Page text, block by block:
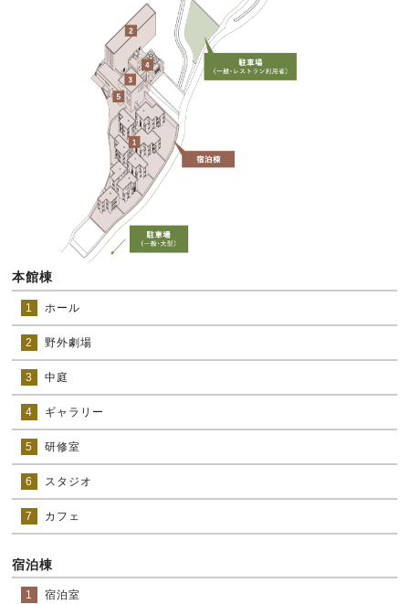
本館棟
1 ホール
2 野外劇場
3 中庭
4 ギャラリー
5 研修室
6 スタジオ
7 カフェ
宿泊棟
1 宿泊室